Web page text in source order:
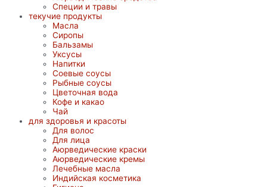
Специи и травы
текучие продукты
Масла
Сиропы
Бальзамы
Уксусы
Напитки
Соевые соусы
Рыбные соусы
Цветочная вода
Кофе и какао
Чай
для здоровья и красоты
Для волос
Для лица
Аюрведические краски
Аюрведические кремы
Лечебные масла
Индийская косметика